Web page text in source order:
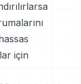
için